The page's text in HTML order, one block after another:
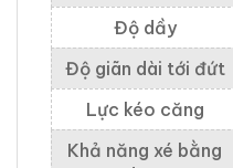
Độ dầy
Độ giãn dài tới đứt
Lực kéo căng
Khả năng xé bằng